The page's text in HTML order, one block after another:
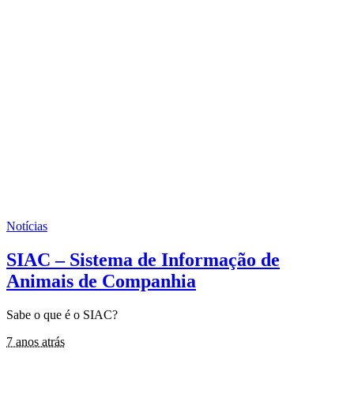
Notícias
SIAC – Sistema de Informação de
Animais de Companhia
Sabe o que é o SIAC?
7 anos atrás